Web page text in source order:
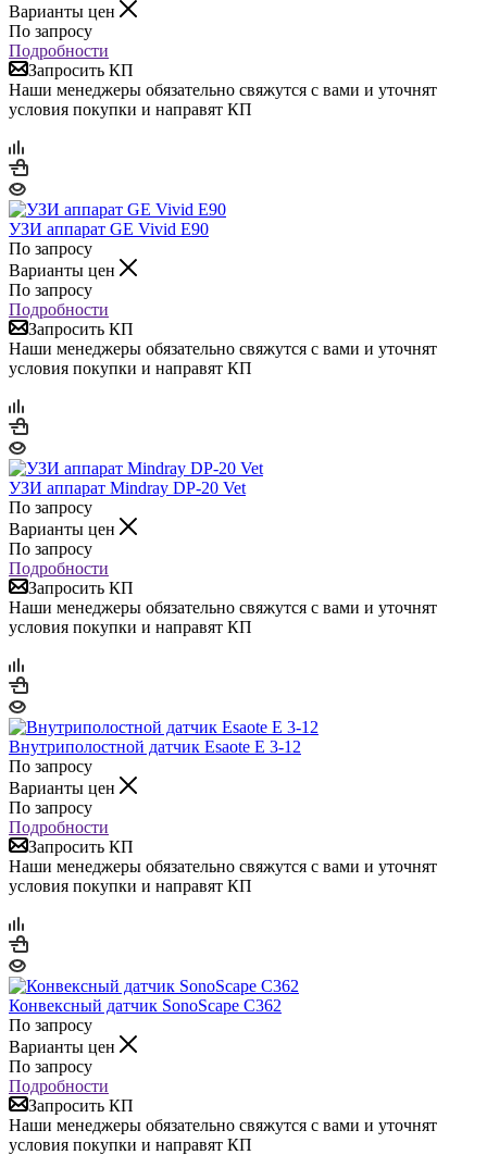
Варианты цен
По запросу
Подробности
Запросить КП
Наши менеджеры обязательно свяжутся с вами и уточнят
условия покупки и направят КП
УЗИ аппарат GE Vivid E90
По запросу
Варианты цен
По запросу
Подробности
Запросить КП
Наши менеджеры обязательно свяжутся с вами и уточнят
условия покупки и направят КП
УЗИ аппарат Mindray DP-20 Vet
По запросу
Варианты цен
По запросу
Подробности
Запросить КП
Наши менеджеры обязательно свяжутся с вами и уточнят
условия покупки и направят КП
Внутриполостной датчик Esaote E 3-12
По запросу
Варианты цен
По запросу
Подробности
Запросить КП
Наши менеджеры обязательно свяжутся с вами и уточнят
условия покупки и направят КП
Конвексный датчик SonoScape C362
По запросу
Варианты цен
По запросу
Подробности
Запросить КП
Наши менеджеры обязательно свяжутся с вами и уточнят
условия покупки и направят КП